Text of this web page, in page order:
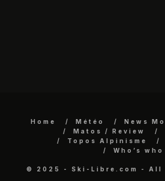
Home Météo News
Matos / Review
Topos Alpinisme
Who’s who
© 2025 - Ski-Libre.com - All